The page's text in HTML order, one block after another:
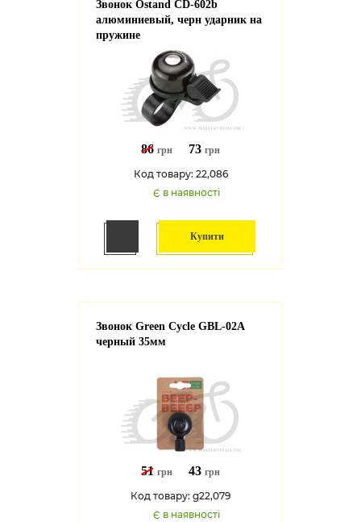
Звонок Ostand CD-602b
алюминиевый, черн ударник на
пружине
86 грн 73 грн
Код товару: 22,086
Є в наявності
Купити
Звонок Green Cycle GBL-02A
черный 35мм
51 грн 43 грн
Код товару: g22,079
Є в наявності